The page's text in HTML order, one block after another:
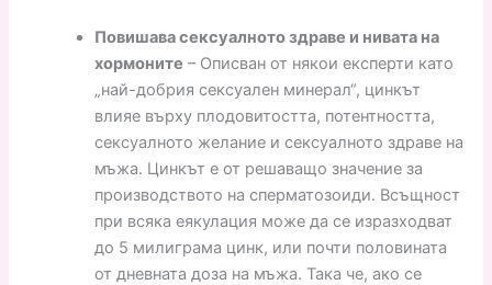
Повишава сексуалното здраве и нивата на
хормоните – Описван от някои експерти като
„най-добрия сексуален минерал“, цинкът
влияе върху плодовитостта, потентността,
сексуалното желание и сексуалното здраве на
мъжа. Цинкът е от решаващо значение за
производството на сперматозоиди. Всъщност
при всяка еякулация може да се изразходват
до 5 милиграма цинк, или почти половината
от дневната доза на мъжа. Така че, ако се